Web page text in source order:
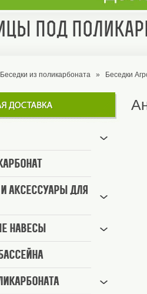
под
Беседки из поликарбоната » Беседки
аксессуары для
навесы